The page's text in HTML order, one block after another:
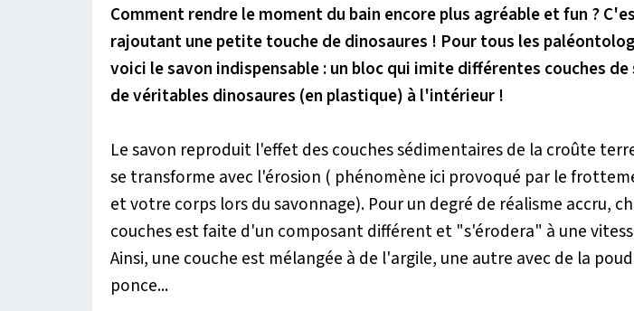
Comment rendre le moment du bain encore plus agréable et fun ?
rajoutant une petite touche de dinosaures ! Pour tous les
voici le savon indispensable : un bloc qui imite différentes couches de
de véritables dinosaures (en plastique) à l'intérieur !
Le savon reproduit l'effet des couches sédimentaires de la croûte
se transforme avec l'érosion ( phénomène ici provoqué par le
et votre corps lors du savonnage). Pour un degré de réalisme accru,
couches est faite d'un composant différent et "s'érodera" à une
Ainsi, une couche est mélangée à de l'argile, une autre avec de la
ponce...